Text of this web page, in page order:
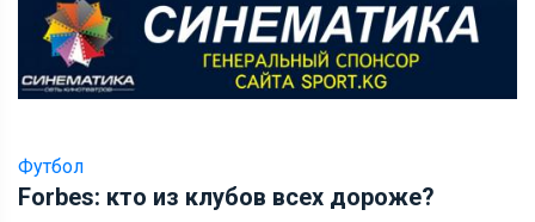
Футбол
Forbes: кто из клубов всех дороже?